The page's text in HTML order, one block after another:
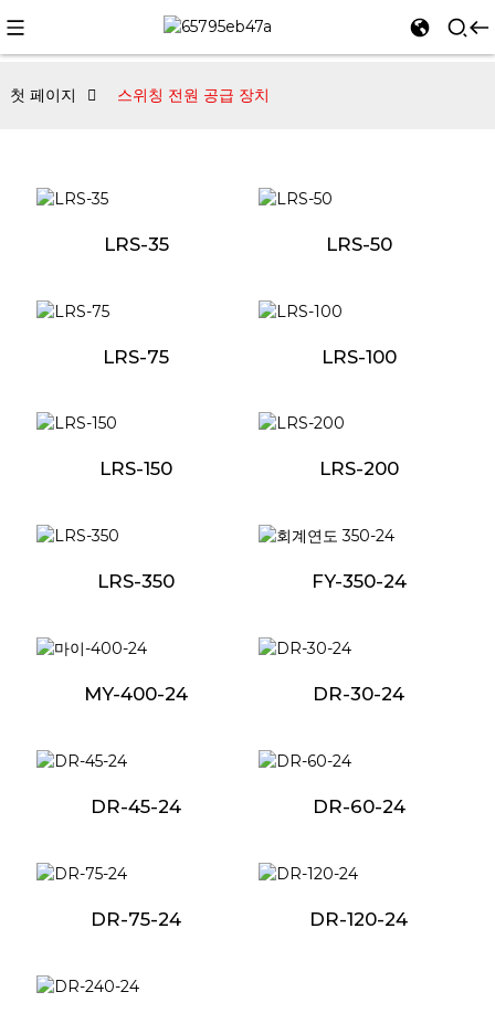
첫 페이지 스위칭 전원 공급 장치
LRS-35 LRS-50
LRS-75 LRS-100
LRS-150 LRS-200
LRS-350 FY-350-24
MY-400-24 DR-30-24
DR-45-24 DR-60-24
DR-75-24 DR-120-24